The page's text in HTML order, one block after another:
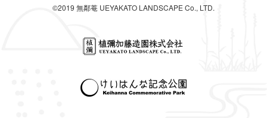
©2019 無鄰菴 UEYAKATO LANDSCAPE Co., LTD.